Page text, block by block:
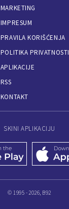
MARKETING
IMPRESUM
PRAVILA KORIŠĆENJA
POLITIKA PRIVATNOSTI
APLIKACIJE
RSS
KONTAKT
SKINI APLIKACIJU
© 1995 - 2026, B92